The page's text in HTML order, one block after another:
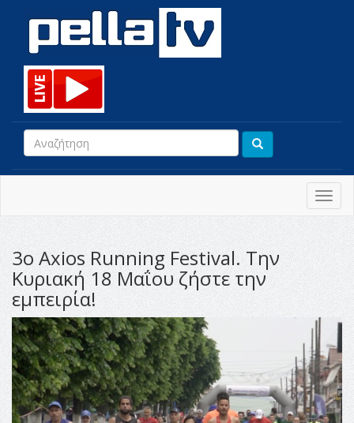
3ο Axios Running Festival. Την
Κυριακή 18 Μαΐου ζήστε την
εμπειρία!